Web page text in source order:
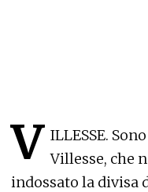
V ILLESSE.
Villesse, che
indossato la divisa